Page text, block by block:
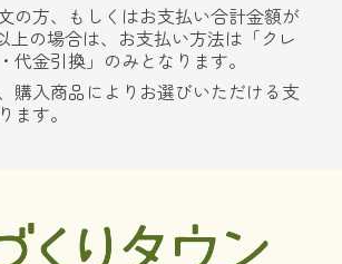
の方、もしくはお支払い合計金額が
上の場合は、お支払い方法は「クレ
代金引換」のみとなります。
購入商品によりお選びいただける支
ます。